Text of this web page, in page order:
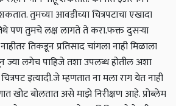
तुमच्या आवडीच्या चित्रपटाचा एखादा
पण तुमचे लक्ष लागते ते करा.फक्त दुसऱ्या
तिकडून प्रतिसाद चांगला नाही मिळाला
ज्या लगेच पाहिजे तशा उपलब्ध होतील अशा
इत्यादी.जे म्हणतात ना मला राग येत नाही
खोट बोलतात असे माझे निरीक्षण आहे. प्रोब्लेम